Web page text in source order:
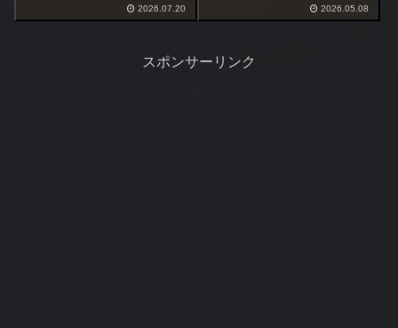
り。夏のホームの浅場なら空い
2026.07.20
れなければ今シーズンは諦める
2026.05.08
スポンサーリンク